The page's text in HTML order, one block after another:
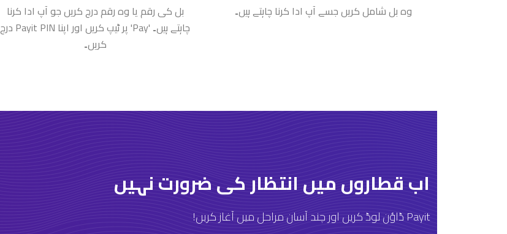
وہ بل شامل کریں جسے آپ ادا کرنا چاہتے ہیں۔
بل کی رقم یا وہ رقم درج کریں جو آپ ادا کرنا
چاہتے ہیں۔ 'Pay' پر ٹیپ کریں اور اپنا Payit PIN درج
کریں۔
اب قطاروں میں انتظار کی ضرورت نہیں
Payit ڈاؤن لوڈ کریں اور چند آسان مراحل میں آغاز کریں!